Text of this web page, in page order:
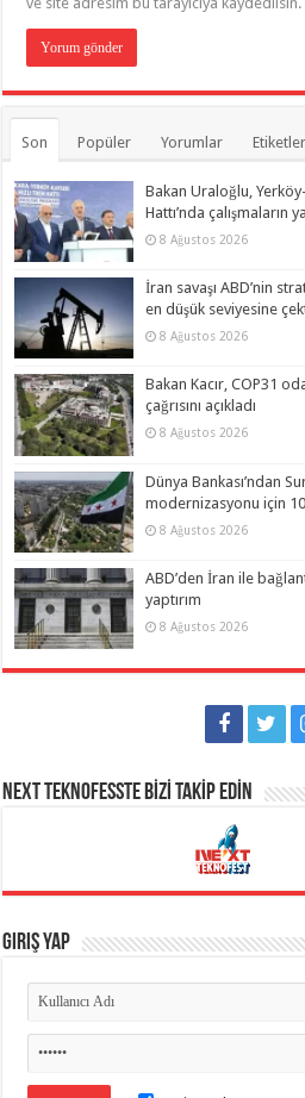
Son Popüler Yorumlar Etiketler
Bakan Uraloğlu,
Hattı’nda çalışmaların
8 Ağustos 2026
İran savaşı ABD’nin
en düşük seviyesine
8 Ağustos 2026
Bakan Kacır, COP31
çağrısını açıkladı
8 Ağustos 2026
Dünya Bankası’ndan
modernizasyonu için
8 Ağustos 2026
ABD’den İran ile
yaptırım
8 Ağustos 2026
NEXT TEKNOFESSTE BİZİ TAKİP EDİN
Giriş Yap